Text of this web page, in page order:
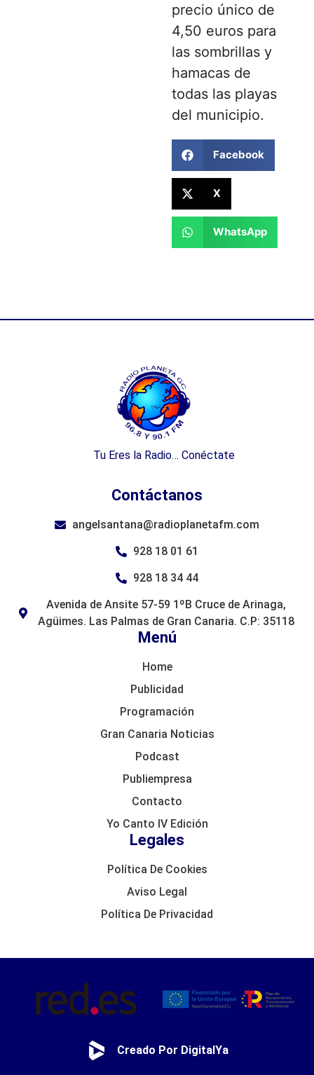
precio único de
4,50 euros para
las sombrillas y
hamacas de
todas las playas
del municipio.
Facebook
X
WhatsApp
Tu Eres la Radio… Conéctate
Menú
Home
Publicidad
Programación
Gran Canaria Noticias
Podcast
Publiempresa
Contacto
Yo Canto IV Edición
Legales
Política De Cookies
Aviso Legal
Política De Privacidad
Contáctanos
angelsantana@radioplanetafm.com
928 18 01 61
928 18 34 44
Avenida de Ansite 57-59 1ºB Cruce de Arinaga,
Agüimes. Las Palmas de Gran Canaria. C.P: 35118
Creado Por DigitalYa